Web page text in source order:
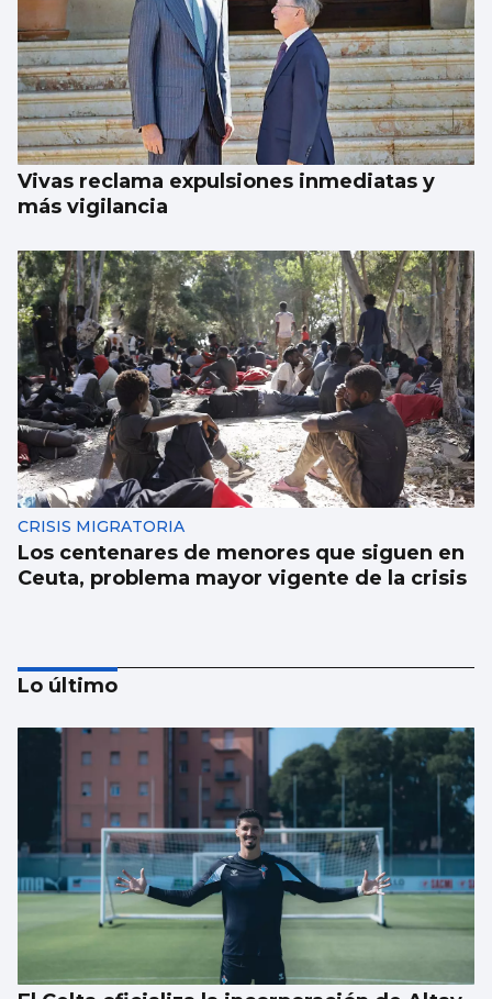
Vivas reclama expulsiones inmediatas y
más vigilancia
CRISIS MIGRATORIA
Los centenares de menores que siguen en
Ceuta, problema mayor vigente de la crisis
SUCESOS
Un guardia civil gallego mata su expareja y
es abatido por sus compañeros en Llanes
Lo último